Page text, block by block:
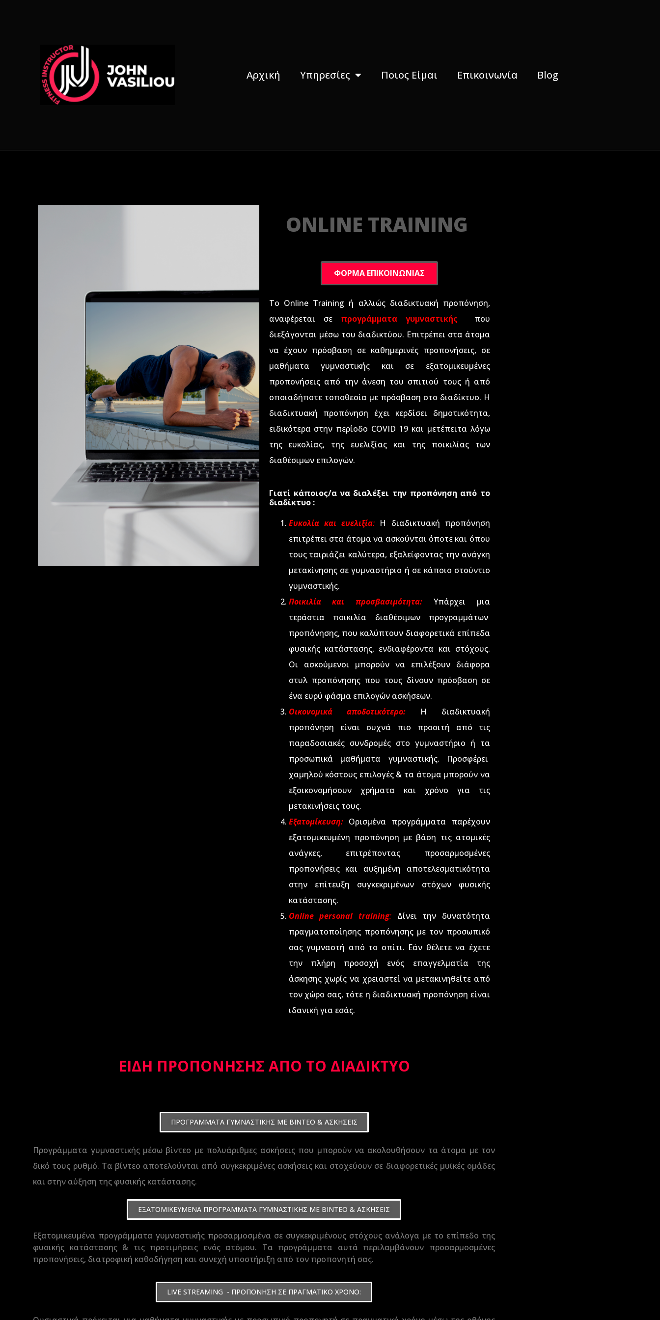
Αρχική Υπηρεσίες Ποιος Είμαι Επικοινωνία Blog
ONLINE TRAINING
ΦΟΡΜΑ ΕΠΙΚΟΙΝΩΝΙΑΣ
Το Online Training ή αλλιώς διαδικτυακή προπόνηση,
αναφέρεται σε προγράμματα γυμναστικής που
διεξάγονται μέσω του διαδικτύου. Επιτρέπει στα άτομα
να έχουν πρόσβαση σε καθημερινές προπονήσεις, σε
μαθήματα γυμναστικής και σε εξατομικευμένες
προπονήσεις από την άνεση του σπιτιού τους ή από
οποιαδήποτε τοποθεσία με πρόσβαση στο διαδίκτυο. Η
διαδικτυακή προπόνηση έχει κερδίσει δημοτικότητα,
ειδικότερα στην περίοδο COVID 19 και μετέπειτα λόγω
της ευκολίας, της ευελιξίας και της ποικιλίας των
διαθέσιμων επιλογών.
Γιατί κάποιος/α να διαλέξει την προπόνηση από το
διαδίκτυο :
Ευκολία και ευελιξία: Η διαδικτυακή προπόνηση
επιτρέπει στα άτομα να ασκούνται όποτε και όπου
τους ταιριάζει καλύτερα, εξαλείφοντας την ανάγκη
μετακίνησης σε γυμναστήριο ή σε κάποιο στούντιο
γυμναστικής.
Ποικιλία και προσβασιμότητα: Υπάρχει μια
τεράστια ποικιλία διαθέσιμων προγραμμάτων
προπόνησης, που καλύπτουν διαφορετικά επίπεδα
φυσικής κατάστασης, ενδιαφέροντα και στόχους.
Οι ασκούμενοι μπορούν να επιλέξουν διάφορα
στυλ προπόνησης που τους δίνουν πρόσβαση σε
ένα ευρύ φάσμα επιλογών ασκήσεων.
Οικονομικά αποδοτικότερο: Η διαδικτυακή
προπόνηση είναι συχνά πιο προσιτή από τις
παραδοσιακές συνδρομές στο γυμναστήριο ή τα
προσωπικά μαθήματα γυμναστικής. Προσφέρει
χαμηλού κόστους επιλογές & τα άτομα μπορούν να
εξοικονομήσουν χρήματα και χρόνο για τις
μετακινήσεις τους.
Εξατομίκευση:Ορισμένα προγράμματα παρέχουν
εξατομικευμένη προπόνηση με βάση τις ατομικές
ανάγκες, επιτρέποντας προσαρμοσμένες
προπονήσεις και αυξημένη αποτελεσματικότητα
στην επίτευξη συγκεκριμένων στόχων φυσικής
κατάστασης.
Online personal training:Δίνει την δυνατότητα
πραγματοποίησης προπόνησης με τον προσωπικό
σας γυμναστή από το σπίτι. Εάν θέλετε να έχετε
την πλήρη προσοχή ενός επαγγελματία της
άσκησης χωρίς να χρειαστεί να μετακινηθείτε από
τον χώρο σας, τότε η διαδικτυακή προπόνηση είναι
ιδανική για εσάς.
ΕΙΔΗ ΠΡΟΠΟΝΗΣΗΣ ΑΠΟ ΤΟ ΔΙΑΔΙΚΤΥΟ
ΠΡΟΓΡΑΜΜΑΤΑ ΓΥΜΝΑΣΤΙΚΗΣ ΜΕ ΒΙΝΤΕΟ & ΑΣΚΗΣΕΙΣ
Προγράμματα γυμναστικής μέσω βίντεο με πολυάριθμες ασκήσεις που μπορούν να ακολουθήσουν τα άτομα με τον
δικό τους ρυθμό. Τα βίντεο αποτελούνται από συγκεκριμένες ασκήσεις και στοχεύουν σε διαφορετικές μυϊκές ομάδες
και στην αύξηση της φυσικής κατάστασης.
ΕΞΑΤΟΜΙΚΕΥΜΕΝΑ ΠΡΟΓΡΑΜΜΑΤΑ ΓΥΜΝΑΣΤΙΚΗΣ ΜΕ ΒΙΝΤΕΟ & ΑΣΚΗΣΕΙΣ
Εξατομικευμένα προγράμματα γυμναστικής προσαρμοσμένα σε συγκεκριμένους στόχους ανάλογα με το επίπεδο της
φυσικής κατάστασης & τις προτιμήσεις ενός ατόμου. Τα προγράμματα αυτά περιλαμβάνουν προσαρμοσμένες
προπονήσεις, διατροφική καθοδήγηση και συνεχή υποστήριξη από τον προπονητή σας.
LIVE STREAMING - ΠΡΟΠΟΝΗΣΗ ΣΕ ΠΡΑΓΜΑΤΙΚΟ ΧΡΟΝΟ: